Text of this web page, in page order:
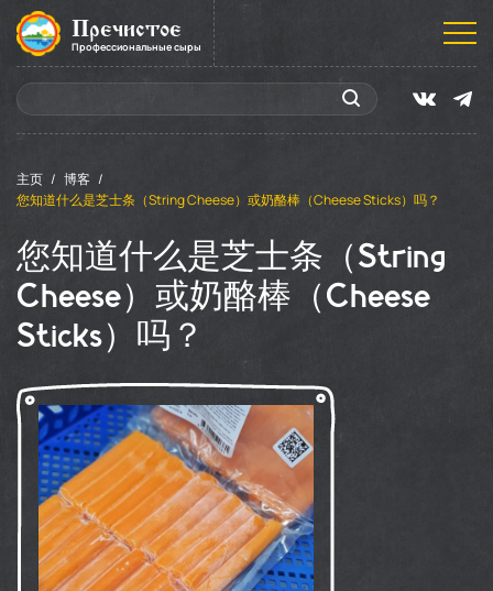
Пречистое
Профессиональные сыры
主页
博客
您知道什么是芝士条（String Cheese）或奶酪棒（Cheese Sticks）吗？
您知道什么是芝士条（String
Cheese）或奶酪棒（Cheese
Sticks）吗？